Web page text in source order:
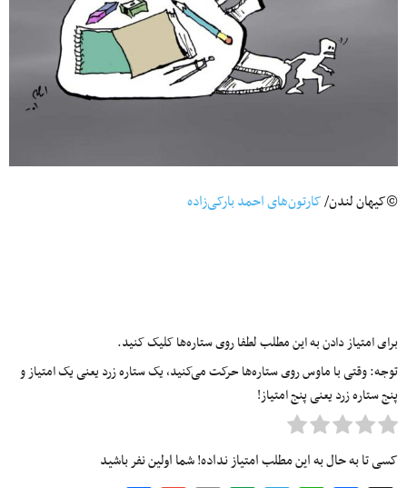
©کیهان لندن/کارتون‌های احمد بارکی‌زاده
برای امتیاز دادن به این مطلب لطفا روی ستاره‌ها کلیک کنید.
توجه: وقتی با ماوس روی ستاره‌ها حرکت می‌کنید، یک ستاره زرد یعنی یک امتیاز و
پنج ستاره زرد یعنی پنج امتیاز!
کسی تا به حال به این مطلب امتیاز نداده! شما اولین نفر باشید